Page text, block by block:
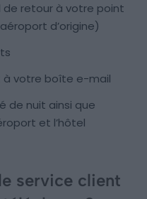
de retour à votre point
d’origine)
à votre boîte e-mail
de nuit ainsi que
et l’hôtel
service client